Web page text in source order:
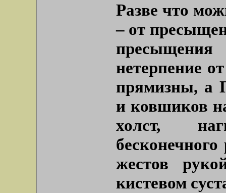
Разве что
– от
пресыщения
нетерпение
прямизны, а
и ковшиков
холст,
жестов
кистевом